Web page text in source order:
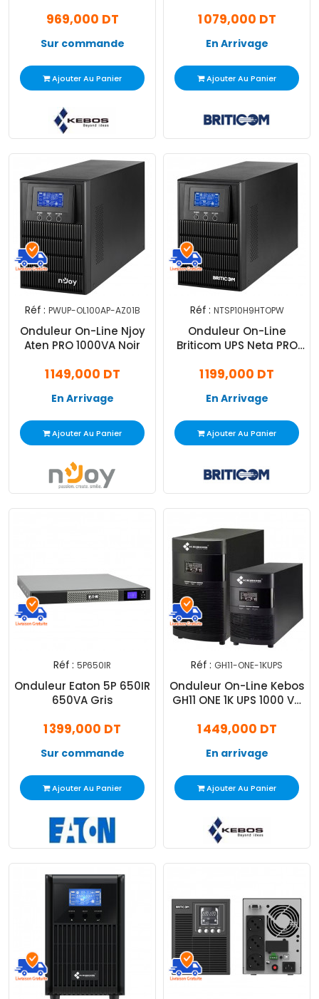
969,000 DT
Sur commande
Ajouter Au Panier
1 079,000 DT
En Arrivage
Ajouter Au Panier
Réf : PWUP-OL100AP-AZ01B
Onduleur On-Line Njoy
Aten PRO 1000VA Noir
1 149,000 DT
En Arrivage
Ajouter Au Panier
Réf : NTSP10H9HTOPW
Onduleur On-Line
Briticom UPS Neta PRO
1 199,000 DT
En Arrivage
Ajouter Au Panier
Réf : 5P650IR
Onduleur Eaton 5P 650IR
650VA Gris
1 399,000 DT
Sur commande
Ajouter Au Panier
Réf : GH11-ONE-1KUPS
Onduleur On-Line Kebos
GH11 ONE 1K UPS 1000 VA
1 449,000 DT
En arrivage
Ajouter Au Panier